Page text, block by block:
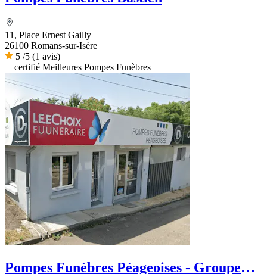
11, Place Ernest Gailly
26100 Romans-sur-Isère
5 /5 (1 avis)
certifié Meilleures Pompes Funèbres
Pompes Funèbres Péageoises - Groupe